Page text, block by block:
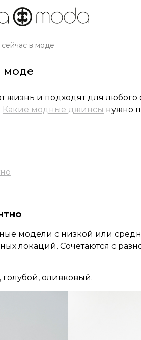
в моде
моде
и подходят для любого
Какие модные джинсы нужно
модели с низкой или
локаций. Сочетаются с
голубой, оливковый.